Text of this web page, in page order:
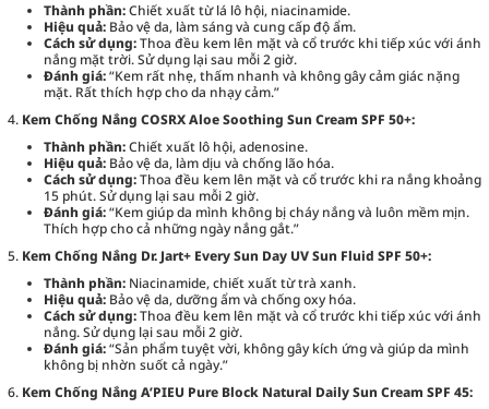
Thành phần:Chiết xuất từ lá lô hội, niacinamide.
Hiệu quả: Bảo vệ da, làm sáng và cung cấp độ ẩm.
Cách sử dụng:Thoa đều kem lên mặt và cổ trước khi tiếp xúc với ánh
nắng mặt trời. Sử dụng lại sau mỗi 2 giờ.
Đánh giá:“Kem rất nhẹ, thấm nhanh và không gây cảm giác nặng
mặt. Rất thích hợp cho da nhạy cảm.”
Kem Chống Nắng COSRX Aloe Soothing Sun Cream SPF 50+:
Thành phần:Chiết xuất lô hội, adenosine.
Hiệu quả: Bảo vệ da, làm dịu và chống lão hóa.
Cách sử dụng:Thoa đều kem lên mặt và cổ trước khi ra nắng khoảng
15 phút. Sử dụng lại sau mỗi 2 giờ.
Đánh giá:“Kem giúp da mình không bị cháy nắng và luôn mềm mịn.
Thích hợp cho cả những ngày nắng gắt.”
Kem Chống Nắng Dr. Jart+ Every Sun Day UV Sun Fluid SPF 50+:
Thành phần: Niacinamide, chiết xuất từ trà xanh.
Hiệu quả: Bảo vệ da, dưỡng ẩm và chống oxy hóa.
Cách sử dụng:Thoa đều kem lên mặt và cổ trước khi tiếp xúc với ánh
nắng. Sử dụng lại sau mỗi 2 giờ.
Đánh giá:“Sản phẩm tuyệt vời, không gây kích ứng và giúp da mình
không bị nhờn suốt cả ngày.”
Kem Chống Nắng A’PIEU Pure Block Natural Daily Sun Cream SPF 45: